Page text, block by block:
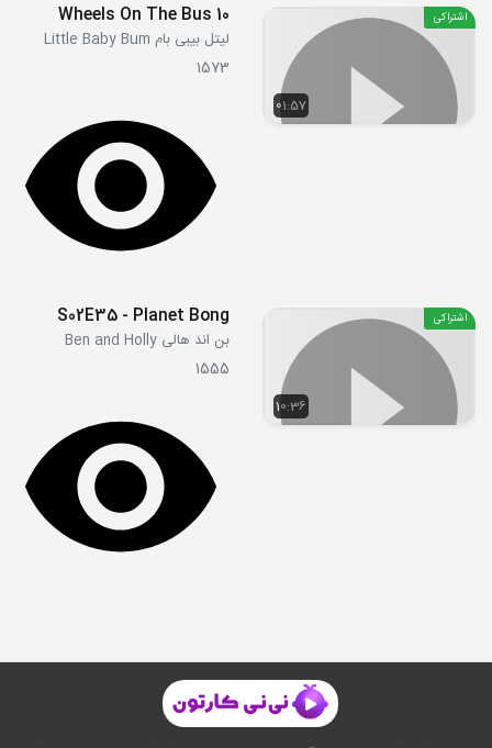
01:57
اشتراکی Wheels On The Bus 10
لیتل بیبی بام Little Baby Bum
1573
10:36
اشتراکی S02E35 - Planet Bong
بن اند هالی Ben and Holly
1555